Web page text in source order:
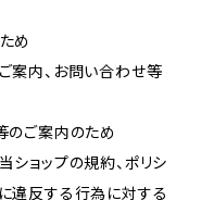
め
案内、お問い合わせ等
のご案内のため
ショップの規約、ポリシ
に違反する行為に対する